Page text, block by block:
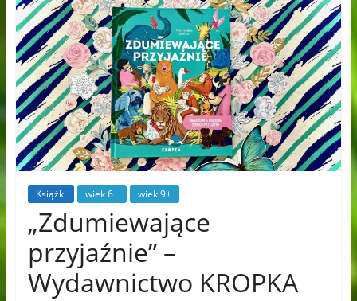
Książki wiek 6+ wiek 9+
„Zdumiewające
przyjaźnie” –
Wydawnictwo KROPKA